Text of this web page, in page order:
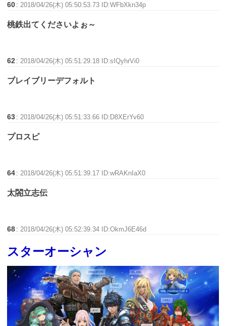
60 :2018/04/26(木) 05:50:53.73 ID:WFbXkn34p
桃鉄出てくださいよぉ～
62 :2018/04/26(木) 05:51:29.18 ID:sIQyhrVi0
ブレイブリーデフォルト
63 :2018/04/26(木) 05:51:33.66 ID:D8XErYv60
プロスピ
64 :2018/04/26(木) 05:51:39.17 ID:wRAKnIaX0
太閤立志伝
68 :2018/04/26(木) 05:52:39.34 ID:OkmJ6E46d
スターオーシャン